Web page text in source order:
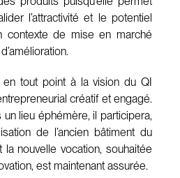
l’attractivité et le potentiel
contexte de mise en marché
tout point à la vision du QI
créatif et engagé.
un lieu éphémère, il participera,
de l’ancien bâtiment du
la nouvelle vocation, souhaitée
est maintenant assurée.